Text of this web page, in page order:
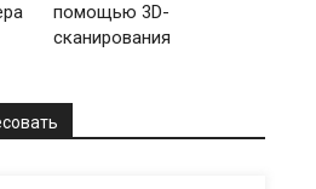
помощью 3D-
сканирования